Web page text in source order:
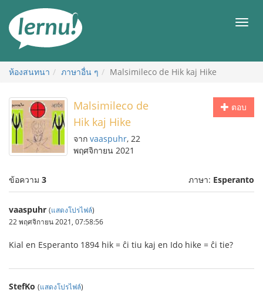
สารบัญ
เมนู
ห้องสนทนา ภาษาอื่น ๆ Malsimileco de Hik kaj Hike
ตอบ
Malsimileco de
Hik kaj Hike
จาก vaaspuhr, 22
พฤศจิกายน 2021
ข้อความ 3 ภาษา: Esperanto
vaaspuhr (แสดงโปรไฟล์)
22 พฤศจิกายน 2021, 07:58:56
Kial en Esperanto 1894 hik = ĉi tiu kaj en Ido hike = ĉi tie?
StefKo (แสดงโปรไฟล์)